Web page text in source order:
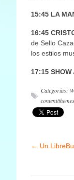
15:45 LA
16:45
de Sello
los estilos
17:15 SHOW
Categorías:
content/
← Un